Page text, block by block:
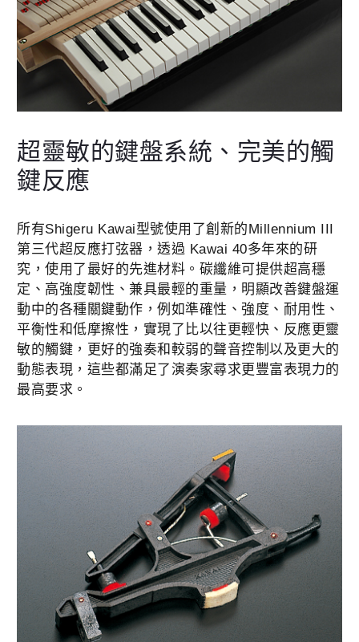
超靈敏的鍵盤系統、完美的觸
鍵反應
所有Shigeru Kawai型號使用了創新的Millennium III
第三代超反應打弦器，透過 Kawai 40多年來的研
究，使用了最好的先進材料。碳纖維可提供超高穩
定、高強度韌性、兼具最輕的重量，明顯改善鍵盤運
動中的各種關鍵動作，例如準確性、強度、耐用性、
平衡性和低摩擦性，實現了比以往更輕快、反應更靈
敏的觸鍵，更好的強奏和較弱的聲音控制以及更大的
動態表現，這些都滿足了演奏家尋求更豐富表現力的
最高要求。